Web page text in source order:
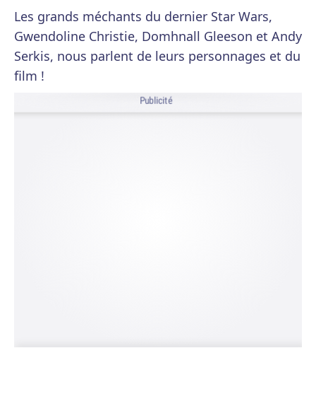
Les grands méchants du dernier Star Wars,
Gwendoline Christie, Domhnall Gleeson et Andy
Serkis, nous parlent de leurs personnages et du
film !
Publicité